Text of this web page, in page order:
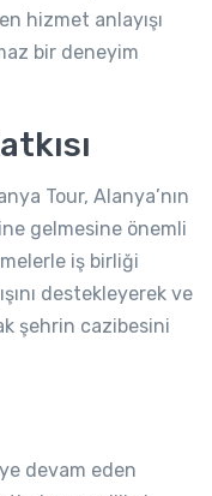
hizmet anlayışı
bir deneyim
Tour, Alanya’nın
gelmesine önemli
iş birliği
destekleyerek ve
şehrin cazibesini
devam eden